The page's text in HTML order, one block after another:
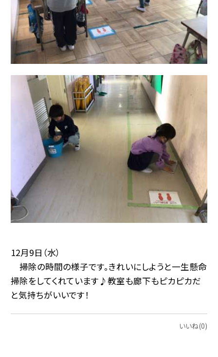
12月9日（水）
掃除の時間の様子です。きれいにしようと一生懸命
掃除をしてくれています♪教室も廊下もピカピカだ
と気持ちがいいです！
いいね(0)